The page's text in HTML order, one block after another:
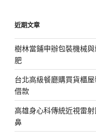
近期文章
樹林當鋪申辦包裝機械
肥
台北高級餐廳購買貨櫃
借款
高雄身心科傳統近視雷
鼻